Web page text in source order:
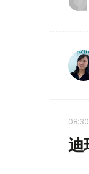
迪